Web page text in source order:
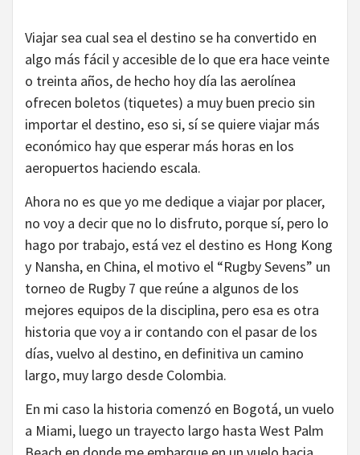
Viajar sea cual sea el destino se ha convertido en
algo más fácil y accesible de lo que era hace veinte
o treinta años, de hecho hoy día las aerolínea
ofrecen boletos (tiquetes) a muy buen precio sin
importar el destino, eso si, sí se quiere viajar más
económico hay que esperar más horas en los
aeropuertos haciendo escala.
Ahora no es que yo me dedique a viajar por placer,
no voy a decir que no lo disfruto, porque sí, pero lo
hago por trabajo, está vez el destino es Hong Kong
y Nansha, en China, el motivo el “Rugby Sevens” un
torneo de Rugby 7 que reúne a algunos de los
mejores equipos de la disciplina, pero esa es otra
historia que voy a ir contando con el pasar de los
días, vuelvo al destino, en definitiva un camino
largo, muy largo desde Colombia.
En mi caso la historia comenzó en Bogotá, un vuelo
a Miami, luego un trayecto largo hasta West Palm